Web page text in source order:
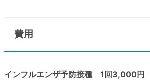
費用
インフルエンザ予防接種 1回3,000円